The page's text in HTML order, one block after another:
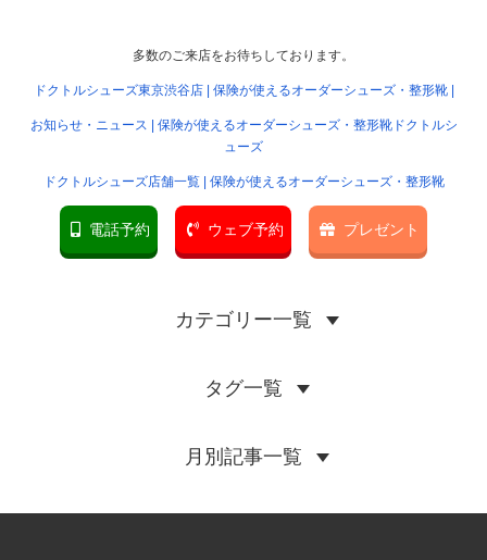
多数のご来店をお待ちしております。
ドクトルシューズ東京渋谷店 | 保険が使えるオーダーシューズ・整形靴 |
お知らせ・ニュース | 保険が使えるオーダーシューズ・整形靴ドクトルシ
ューズ
ドクトルシューズ店舗一覧 | 保険が使えるオーダーシューズ・整形靴
電話予約 ウェブ予約 プレゼント
カテゴリー一覧
タグ一覧
月別記事一覧